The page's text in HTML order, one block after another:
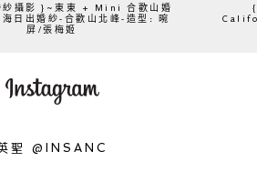
紗攝影 }~東東 + Mini 合歡山婚
海日出婚紗-合歡山北峰-造型: 晼
屏/張梅姬
聖 @INSANC